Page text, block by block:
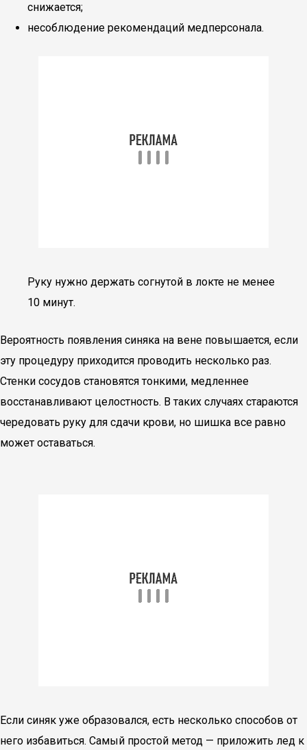
снижается;
несоблюдение рекомендаций медперсонала.
Руку нужно держать согнутой в локте не менее
10 минут.
Вероятность появления синяка на вене повышается, если
эту процедуру приходится проводить несколько раз.
Стенки сосудов становятся тонкими, медленнее
восстанавливают целостность. В таких случаях стараются
чередовать руку для сдачи крови, но шишка все равно
может оставаться.
Если синяк уже образовался, есть несколько способов от
него избавиться. Самый простой метод — приложить лед к